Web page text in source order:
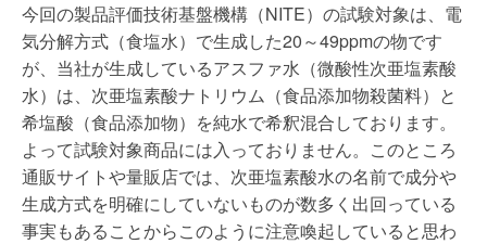
今回の製品評価技術基盤機構（NITE）の試験対象は、電
気分解方式（食塩水）で生成した20～49ppmの物です
が、当社が生成しているアスファ水（微酸性次亜塩素酸
水）は、次亜塩素酸ナトリウム（食品添加物殺菌料）と
希塩酸（食品添加物）を純水で希釈混合しております。
よって試験対象商品には入っておりません。このところ
通販サイトや量販店では、次亜塩素酸水の名前で成分や
生成方式を明確にしていないものが数多く出回っている
事実もあることからこのように注意喚起していると思わ